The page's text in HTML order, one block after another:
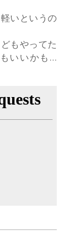
いというの
もやってた
いいかも…